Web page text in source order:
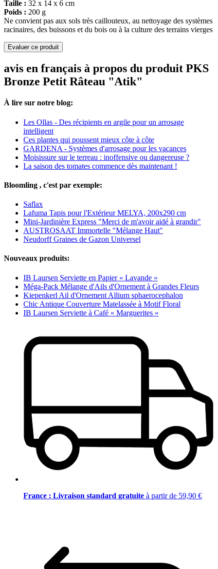
Taille : 32 x 14 x 6 cm
Poids : 200 g
Ne convient pas aux sols très caillouteux, au nettoyage des systèmes
racinaires, des buissons et du bois ou à la culture des terrains vierges
Evaluer ce produit
avis en français à propos du produit PKS
Bronze Petit Râteau "Atik"
À lire sur notre blog:
Les Ollas - Des récipients en argile pour un arrosage
intelligent
Ces plantes qui poussent mieux côte à côte
GARDENA - Systèmes d'arrosage pour les vacances
Moisissure sur le terreau : inoffensive ou dangereuse ?
La saison des tomates commence dès maintenant !
Bloomling , c'est par exemple:
Saflax
Lafuma Tapis pour l'Extérieur MELYA, 200x290 cm
Mini-Jardinière Express "Merci de m'avoir aidé à grandir"
AUSTROSAAT Immortelle "Mélange Haut"
Neudorff Graines de Gazon Universel
Nouveaux produits:
IB Laursen Serviette en Papier « Lavande »
Méga-Pack Mélange d'Ails d'Ornement à Grandes Fleurs
Kiepenkerl Ail d'Ornement Allium sphaerocephalon
Chic Antique Couverture Matelassée à Motif Floral
IB Laursen Serviette à Café « Marguerites »
France : Livraison standard gratuite à partir de 59,90 €